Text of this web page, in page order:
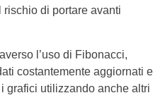
rischio di portare avanti
l’uso di Fibonacci,
costantemente aggiornati e
grafici utilizzando anche altri